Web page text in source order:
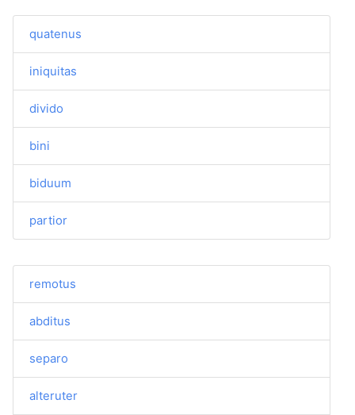
quatenus
iniquitas
divido
bini
biduum
partior
remotus
abditus
separo
alteruter